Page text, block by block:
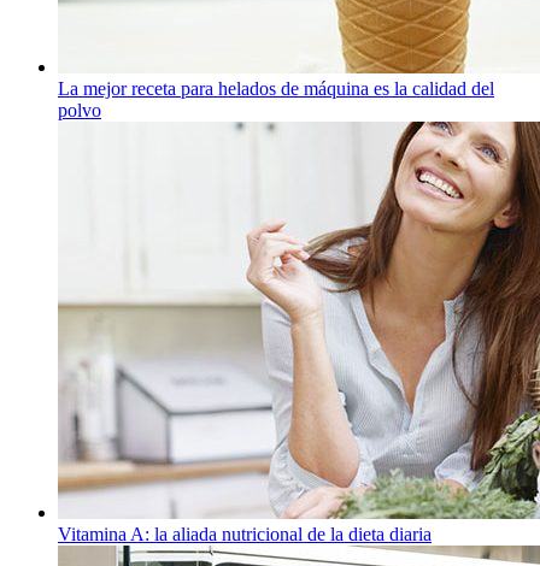
La mejor receta para helados de máquina es la calidad del
polvo
Vitamina A: la aliada nutricional de la dieta diaria